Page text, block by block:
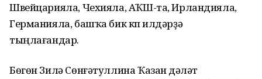
Швейцарияла, Чехияла, АҠШ-та, Ирландияла,
Германияла, башҡа бик күп илдәрҙә
тыңлағандар.
Бөгөн Зилә Сөнғәтуллина Ҡазан дәүләт